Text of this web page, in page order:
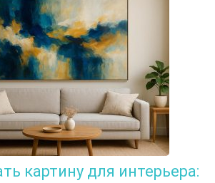
картину для интерьера: